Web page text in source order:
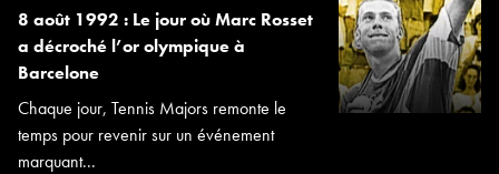
8 août 1992 : Le jour où Marc Rosset
a décroché l’or olympique à
Barcelone
Chaque jour, Tennis Majors remonte le
temps pour revenir sur un événement
marquant...